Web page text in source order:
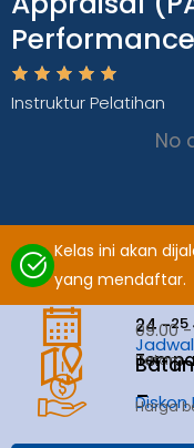
Instruktur Pelatihan
No
Kelas ini akan
yang mendaftar.
24 -25
09.00 -
Batam
Diskon
Harga